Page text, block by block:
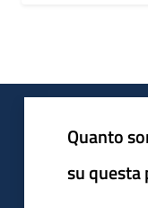
Quanto
su questa